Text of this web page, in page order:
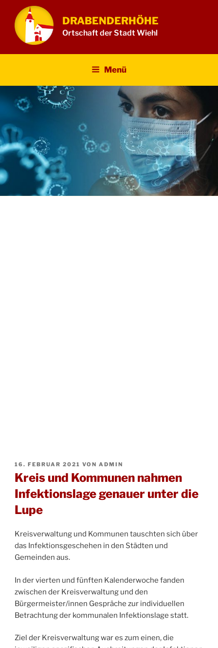
Inhalt
springen
DRABENDERHÖHE
Ortschaft der Stadt Wiehl
Menü
VERÖFFENTLICHT
AM
16. FEBRUAR 2021 VON ADMIN
Kreis und Kommunen nahmen
Infektionslage genauer unter die
Lupe
Kreisverwaltung und Kommunen tauschten sich über
das Infektionsgeschehen in den Städten und
Gemeinden aus.
In der vierten und fünften Kalenderwoche fanden
zwischen der Kreisverwaltung und den
Bürgermeister/innen Gespräche zur individuellen
Betrachtung der kommunalen Infektionslage statt.
Ziel der Kreisverwaltung war es zum einen, die